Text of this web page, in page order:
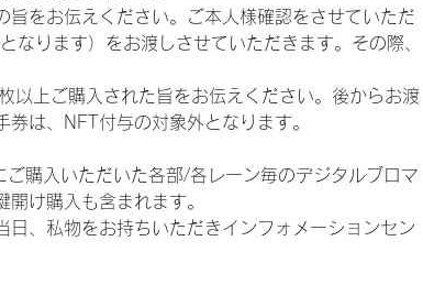
をお伝えください。ご本人様確認をさせていただ
ります）をお渡しさせていただきます。その際、
以上ご購入された旨をお伝えください。後からお渡
は、NFT付与の対象外となります。
購入いただいた各部/各レーン毎のデジタルブロマ
け購入も含まれます。
、私物をお持ちいただきインフォメーションセン